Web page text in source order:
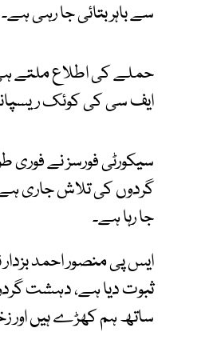
سے باہر بتائی جا رہی ہے۔
حملے کی اطلاع ملتے
ایف سی کی کوئک
سیکورٹی فورسز نے فوری
گردوں کی تلاش جاری ہے
جا رہا ہے۔
ایس پی منصور احمد
ثبوت دیا ہے، دہشت
ساتھ ہم کھڑے ہیں اور